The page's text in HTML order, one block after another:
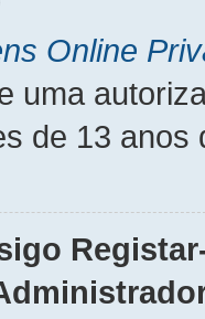
Online
uma
de 13 anos